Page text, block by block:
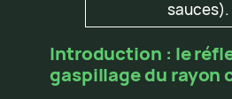
sauces).
Introduction : le
gaspillage du rayon